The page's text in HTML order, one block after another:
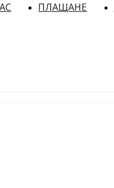
ПЛАЩАНЕ